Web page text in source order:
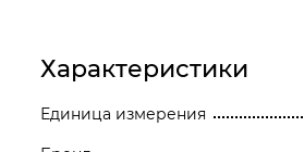
Характеристики
Единица измерения